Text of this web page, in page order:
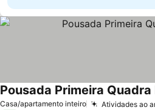
Casa/apartamento inteiro Atividades ao
Pousada Primeira Quadra